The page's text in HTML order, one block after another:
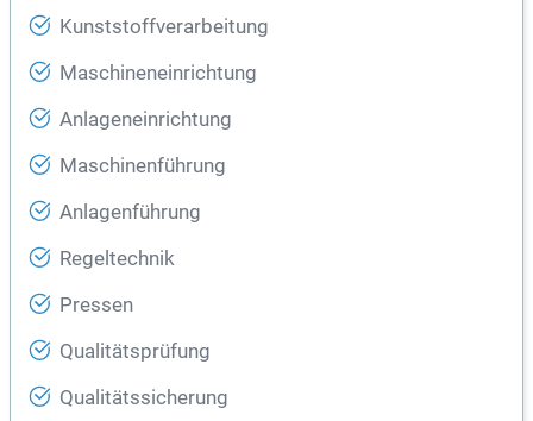
Kunststoffverarbeitung
Maschineneinrichtung
Anlageneinrichtung
Maschinenführung
Anlagenführung
Regeltechnik
Pressen
Qualitätsprüfung
Qualitätssicherung